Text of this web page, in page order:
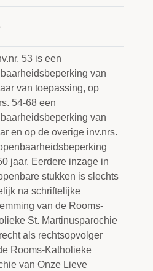
53 is een
van
van toepassing, op
54-68 een
van
en op de overige inv.nrs.
jaar. Eerdere inzage in
stukken is slechts
na schriftelijke
van de Rooms-
St. Martinusparochie
als rechtsopvolger
Rooms-Katholieke
van Onze Lieve